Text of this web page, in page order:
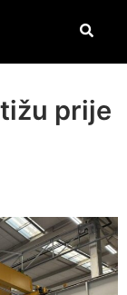
prije